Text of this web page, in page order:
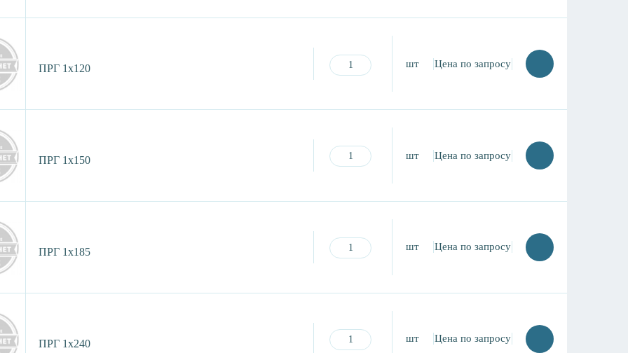
ПРГ 1х120 шт Цена по запросу
ПРГ 1х150 шт Цена по запросу
ПРГ 1х185 шт Цена по запросу
ПРГ 1х240 шт Цена по запросу